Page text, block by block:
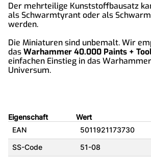
Der mehrteilige Kunststoffbausatz
als Schwarmtyrant oder als
werden.
Die Miniaturen sind unbemalt. Wir
dasWarhammer 40.000 Paints +
einfachen Einstieg in das
Universum.
Eigenschaft
Wert
EAN
5011921173730
SS-Code 51-08